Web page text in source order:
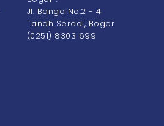
Jl. Bango No.2 - 4
Tanah Sereal, Bogor
(0251) 8303 699